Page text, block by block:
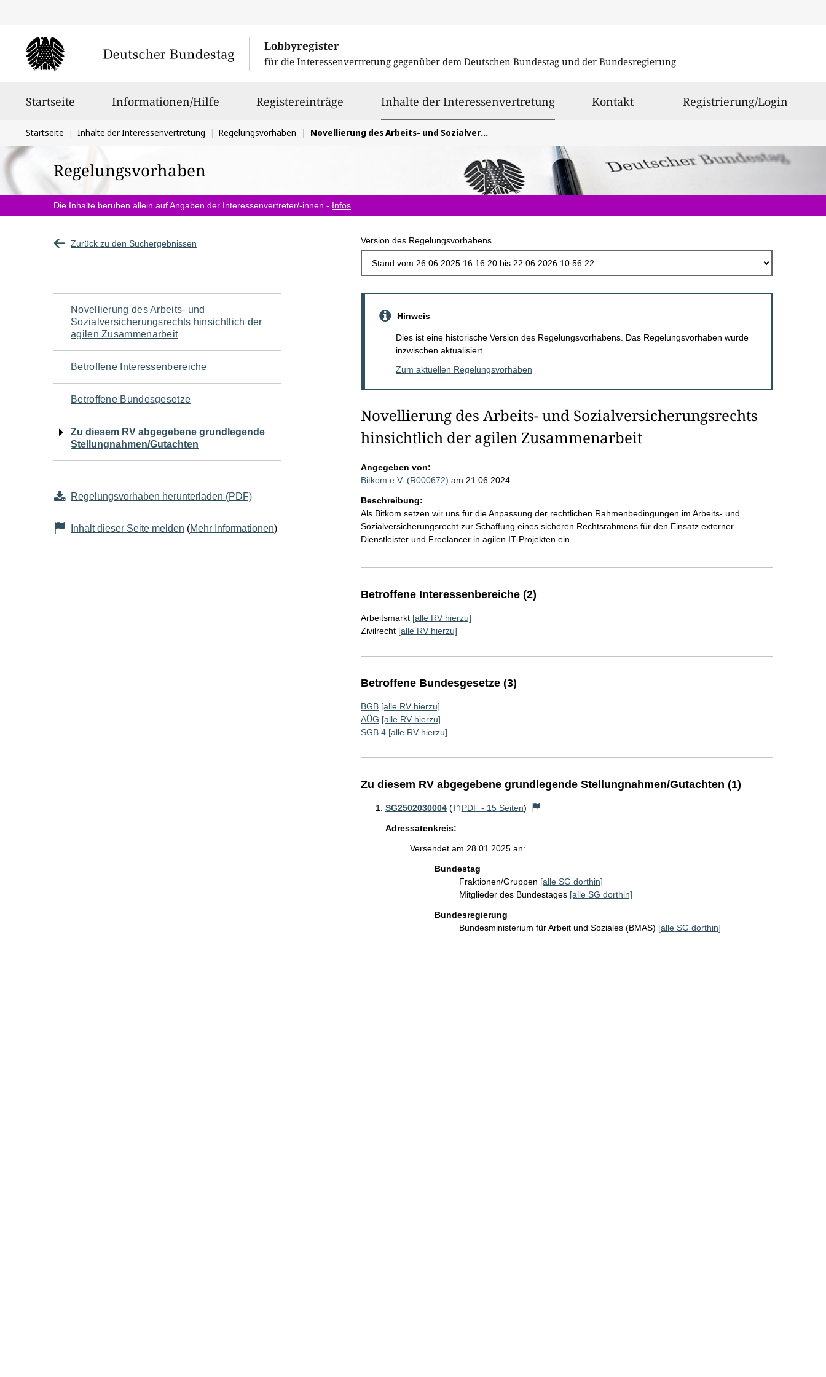
Lobbyregister
für die Interessenvertretung gegenüber dem Deutschen Bundestag und der Bundesregierung
Startseite Informationen/Hilfe Registereinträge Inhalte der Interessenvertretungausgewählt
Kontakt Registrierung/Login
Sie
befinden
sich
hier:
Startseite Inhalte der Interessenvertretung Regelungsvorhaben Novellierung des Arbeits- und Sozialversicherungsrechts hinsichtlich der agilen Zusammenarbeit
Regelungsvorhaben
Die Inhalte beruhen allein auf Angaben der Interessenvertreter/-innen - Infos
Zurück zu den Suchergebnissen Version des Regelungsvorhabens
Navigation
für
den
Seiteninhalt
Novellierung des Arbeits- und
Sozialversicherungsrechts hinsichtlich der
agilen Zusammenarbeit
Betroffene Interessenbereiche
Betroffene Bundesgesetze
Zu diesem RV abgegebene grundlegende
Stellungnahmen/Gutachten
Regelungsvorhaben herunterladen (PDF)
Inhalt dieser Seite melden (Mehr Informationen)
Hinweis
Dies ist eine historische Version des Regelungsvorhabens. Das Regelungsvorhaben wurde
inzwischen aktualisiert.
Zum aktuellen Regelungsvorhaben
Novellierung des Arbeits- und Sozialversicherungsrechts
hinsichtlich der agilen Zusammenarbeit
Angegeben von:
Bitkom e.V. (R000672) am 21.06.2024
Beschreibung:
Als Bitkom setzen wir uns für die Anpassung der rechtlichen Rahmenbedingungen im Arbeits- und
Sozialversicherungsrecht zur Schaffung eines sicheren Rechtsrahmens für den Einsatz externer
Dienstleister und Freelancer in agilen IT-Projekten ein.
Betroffene Interessenbereiche (2)
Arbeitsmarkt [alle RV hierzu]
Zivilrecht [alle RV hierzu]
Betroffene Bundesgesetze (3)
BGB [alle RV hierzu]
AÜG [alle RV hierzu]
SGB 4 [alle RV hierzu]
Zu diesem RV abgegebene grundlegende Stellungnahmen/Gutachten (1)
SG2502030004 ( PDF - 15 Seiten)
Adressatenkreis:
Versendet am 28.01.2025 an:
Bundestag
Fraktionen/Gruppen [alle SG dorthin]
Mitglieder des Bundestages [alle SG dorthin]
Bundesregierung
Bundesministerium für Arbeit und Soziales (BMAS) [alle SG dorthin]